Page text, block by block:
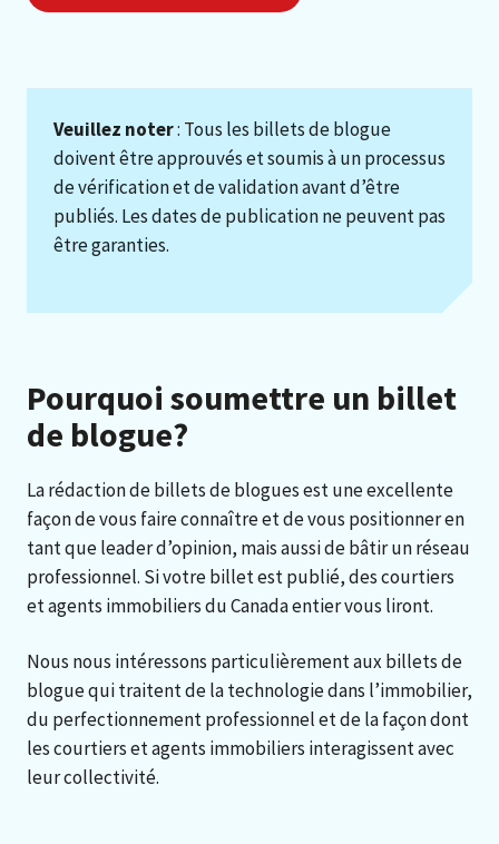
Veuillez noter: Tous les billets de blogue
doivent être approuvés et soumis à un processus
de vérification et de validation avant d’être
publiés. Les dates de publication ne peuvent pas
être garanties.
Pourquoi soumettre un billet
de blogue?
La rédaction de billets de blogues est une excellente
façon de vous faire connaître et de vous positionner en
tant que leader d’opinion, mais aussi de bâtir un réseau
professionnel. Si votre billet est publié, des courtiers
et agents immobiliers du Canada entier vous liront.
Nous nous intéressons particulièrement aux billets de
blogue qui traitent de la technologie dans l’immobilier,
du perfectionnement professionnel et de la façon dont
les courtiers et agents immobiliers interagissent avec
leur collectivité.